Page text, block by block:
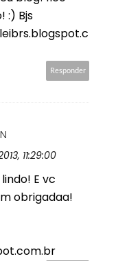
:) Bjs
Responder
11:29:00
E vc
obrigadaa!